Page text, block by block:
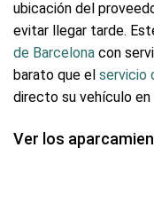
ubicación del
evitar llegar tarde.
de Barcelona con
barato que el servicio
directo su vehículo en
Ver los